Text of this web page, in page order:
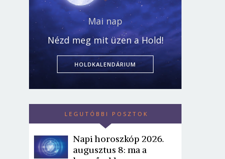
Mai nap
Nézd meg mit üzen a Hold!
HOLDKALENDÁRIUM
LEGUTÓBBI POSZTOK
Napi horoszkóp 2026.
augusztus 8: ma a